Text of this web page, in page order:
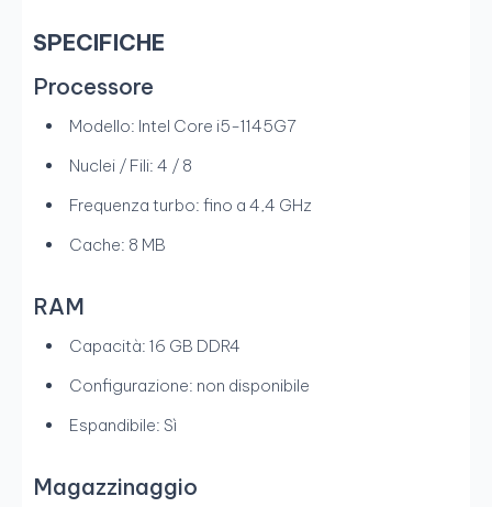
SPECIFICHE
Processore
Modello: Intel Core i5-1145G7
Nuclei / Fili: 4 / 8
Frequenza turbo: fino a 4,4 GHz
Cache: 8 MB
RAM
Capacità: 16 GB DDR4
Configurazione: non disponibile
Espandibile: Sì
Magazzinaggio